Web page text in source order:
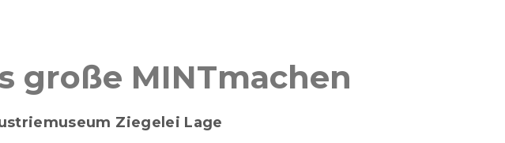
große MINTmachen
Ziegelei Lage